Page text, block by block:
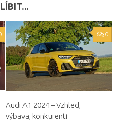
0
Audi A1 2024 – Vzhled,
výbava, konkurenti